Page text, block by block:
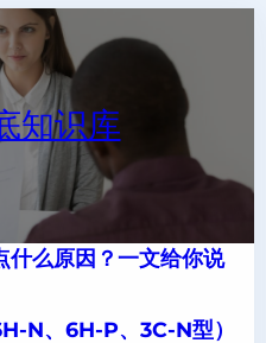
知识库
什么原因？一文给你说
N、6H-P、3C-N型）